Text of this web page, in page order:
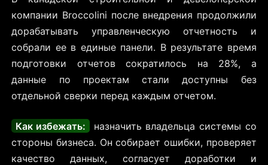
компании Broccolini после внедрения продолжили
дорабатывать управленческую отчетность и
собрали ее в единые панели. В результате время
подготовки отчетов сократилось на 28%, а
данные по проектам стали доступны без
отдельной сверки перед каждым отчетом.
Как избежать:
назначить владельца системы со
стороны бизнеса. Он собирает ошибки, проверяет
качество данных, согласует доработки и